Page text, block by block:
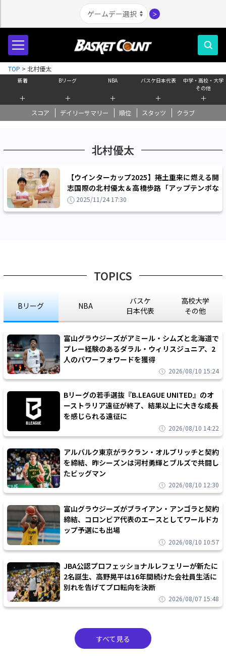
＞
新着
＋
Bリーグ
＋
NBA
＋
バスケ日本代表
＋
中学・高校・大学
その他
＋
スコア デイリーサマリー 順位 スタッツ クラブ
TOP > 北村優太
北村優太
【ウインターカップ2025】捲土重来に燃える開
志国際の北村優太＆高橋歩路「アップテンポな
バスケの楽しさを見せたい」
2025/11/24 17:30
TOPICS
Bリーグ NBA
バスケ
日本代表
高校大学
その他
富山グラウジーズがアミール・シムズと北海道で
プレー経験のあるダラル・ウィリスジュニア、2
人のパワーフォワードを獲得
2026/08/10 15:24
Bリーグの若手選抜『B.LEAGUE UNITED』のオ
ーストラリア遠征が終了、結果以上に大きな成長
を感じられる遠征に
2026/08/10 14:22
アルバルク東京がラクラン・オルブリッチと契約
を締結、昨シーズンは河村勇輝とブルズで共闘し
たビッグマン
2026/08/10 12:30
富山グラウジーズがブライアン・アンゴラと契約
締結、コロンビア代表のエースとしてワールドカ
ップ予選にも出場
2026/08/10 10:57
JBA公認プロフェッショナルレフェリーが新たに
2名誕生、高野晃平は16年間続けた会社員生活に
別れを告げてプロ転向を決断
2026/08/07 15:48
すべて見る